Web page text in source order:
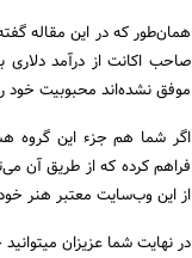
همان‌طور که در این مقاله
صاحب اکانت از درآمد دلاری
موفق نشده‌اند محبوبیت خود
اگر شما هم جزء این گروه
فراهم کرده که از طریق آن
از این وب‌سایت معتبر هنر
در نهایت شما عزیزان